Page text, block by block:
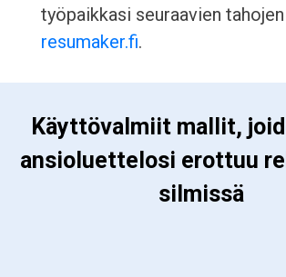
työpaikkasi seuraavien
resumaker.fi.
ansioluettelosi erottuu
silmissä